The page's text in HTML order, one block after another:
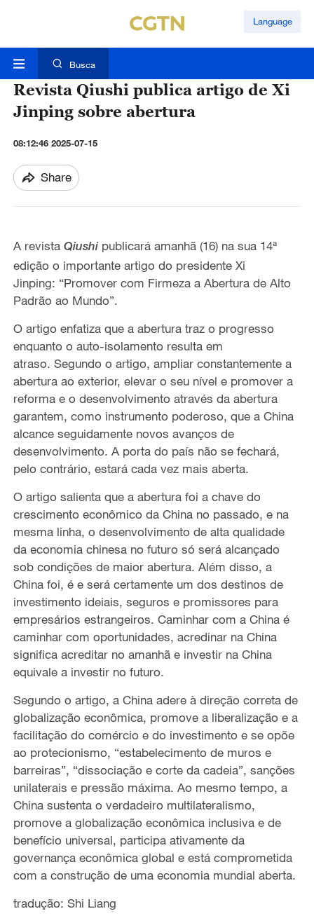
Language
Busca
Revista Qiushi publica artigo de Xi
Jinping sobre abertura
08:12:46 2025-07-15
Share
A revista Qiushipublicará amanhã (16) na sua 14ª
edição o importante artigo do presidente Xi
Jinping: “Promover com Firmeza a Abertura de Alto
Padrão ao Mundo”.
O artigo enfatiza que a abertura traz o progresso
enquanto o auto-isolamento resulta em
atraso. Segundo o artigo, ampliar constantemente a
abertura ao exterior, elevar o seu nível e promover a
reforma e o desenvolvimento através da abertura
garantem, como instrumento poderoso, que a China
alcance seguidamente novos avanços de
desenvolvimento. A porta do país não se fechará,
pelo contrário, estará cada vez mais aberta.
O artigo salienta que a abertura foi a chave do
crescimento econômico da China no passado, e na
mesma linha, o desenvolvimento de alta qualidade
da economia chinesa no futuro só será alcançado
sob condições de maior abertura. Além disso, a
China foi, é e será certamente um dos destinos de
investimento ideiais, seguros e promissores para
empresários estrangeiros. Caminhar com a China é
caminhar com oportunidades, acredinar na China
significa acreditar no amanhã e investir na China
equivale a investir no futuro.
Segundo o artigo, a China adere à direção correta de
globalização econômica, promove a liberalização e a
facilitação do comércio e do investimento e se opõe
ao protecionismo, “estabelecimento de muros e
barreiras”, “dissociação e corte da cadeia”, sanções
unilaterais e pressão máxima. Ao mesmo tempo, a
China sustenta o verdadeiro multilateralismo,
promove a globalização econômica inclusiva e de
benefício universal, participa ativamente da
governança econômica global e está comprometida
com a construção de uma economia mundial aberta.
tradução: Shi Liang